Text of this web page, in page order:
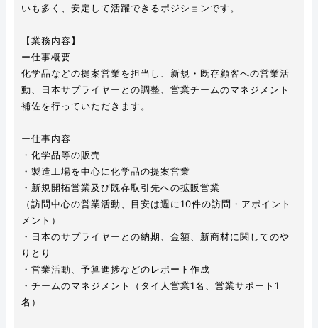
いも多く、安定して活躍できるポジションです。
【業務内容】
ー仕事概要
化学品などの提案営業を担当し、新規・既存顧客への営業活
動、日本サプライヤーとの調整、営業チームのマネジメント
補佐を行っていただきます。
ー仕事内容
・化学品等の販売
・製造工場を中心に化学品の提案営業
・新規開拓営業及び既存取引先への拡販営業
（訪問中心の営業活動、目安は週に10件の訪問・アポイント
メント）
・日本のサプライヤーとの納期、金額、新商材に関してのや
りとり
・営業活動、予算進捗などのレポート作成
・チームのマネジメント（タイ人営業1名、営業サポート1
名）